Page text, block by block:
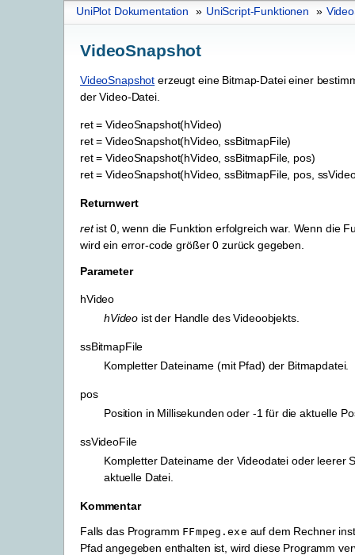
UniPlot Dokumentation » UniScript-Funktionen »
VideoSnapshot
VideoSnapshot erzeugt eine Bitmap-Datei einer
der Video-Datei.
ret = VideoSnapshot(hVideo)
ret = VideoSnapshot(hVideo, ssBitmapFile)
ret = VideoSnapshot(hVideo, ssBitmapFile, pos)
ret = VideoSnapshot(hVideo, ssBitmapFile, pos,
Returnwert
retist 0, wenn die Funktion erfolgreich war. Wenn die
wird ein error-code größer 0 zurück gegeben.
Parameter
hVideo
hVideo ist der Handle des Videoobjekts.
ssBitmapFile
Kompletter Dateiname (mit Pfad) der Bitmapdatei.
pos
Position in Millisekunden oder -1 für die aktuelle
ssVideoFile
Kompletter Dateiname der Videodatei oder leerer
aktuelle Datei.
Kommentar
Falls das Programm FFmpeg.exe auf dem Rechner
Pfad angegeben enthalten ist, wird diese Programm